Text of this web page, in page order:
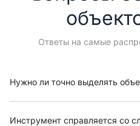
Ответы на самые
Нужно ли точно выделять
Инструмент справляется со